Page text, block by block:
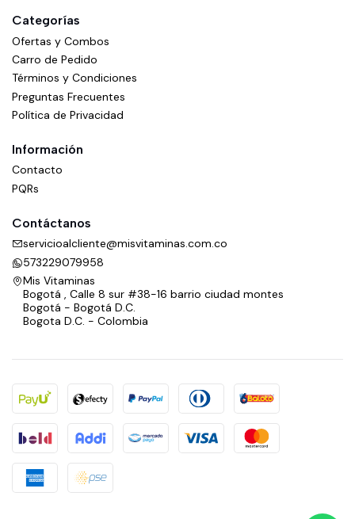
Categorías
Ofertas y Combos
Carro de Pedido
Términos y Condiciones
Preguntas Frecuentes
Política de Privacidad
Información
Contacto
PQRs
Contáctanos
servicioalcliente@misvitaminas.com.co
573229079958
Mis Vitaminas
Bogotá , Calle 8 sur #38-16 barrio ciudad montes
Bogotá - Bogotá D.C.
Bogota D.C. - Colombia